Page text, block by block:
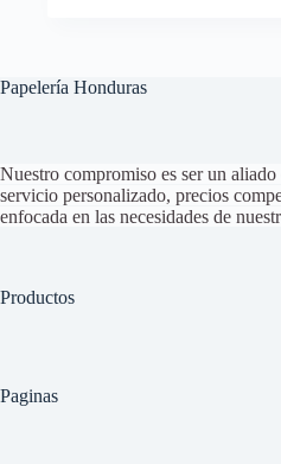
Papelería Honduras
Nuestro compromiso es ser un
servicio personalizado, precios
enfocada en las necesidades de
Productos
Paginas